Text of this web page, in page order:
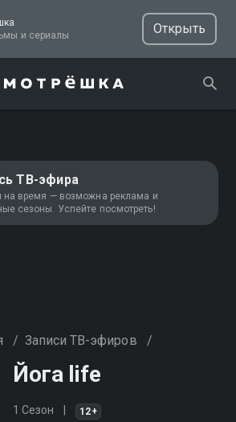
ТВ, фильмы и сериалы
Открыть
ТВ-эфира
на время — возможна реклама и
сезоны. Успейте посмотреть!
/ Записи ТВ-эфиров /
Йога life
1 Сезон 12+